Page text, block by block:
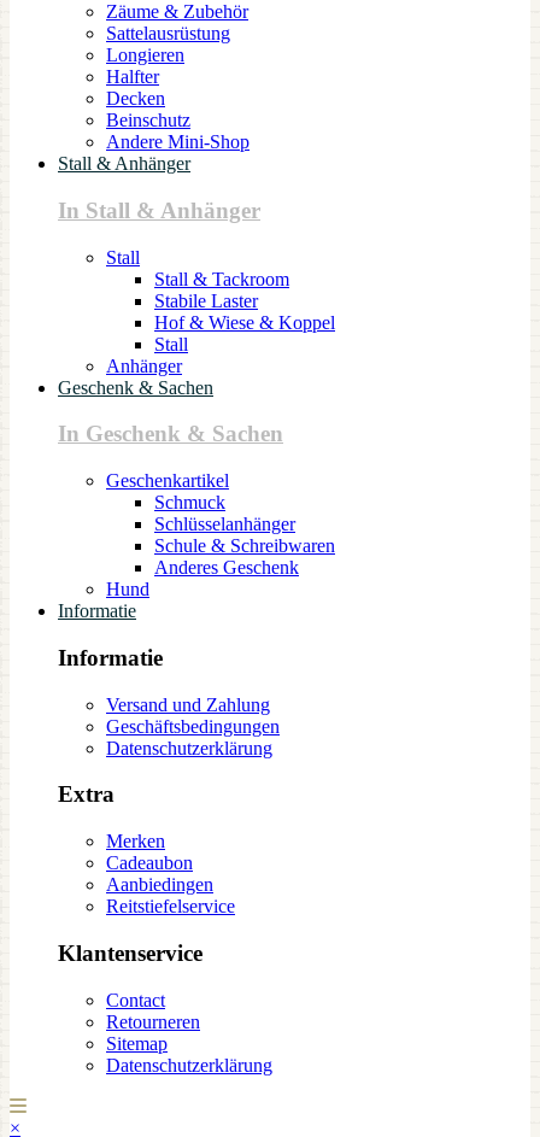
Zäume & Zubehör
Sattelausrüstung
Longieren
Halfter
Decken
Beinschutz
Andere Mini-Shop
Stall & Anhänger
In Stall & Anhänger
Stall
Stall & Tackroom
Stabile Laster
Hof & Wiese & Koppel
Stall
Anhänger
Geschenk & Sachen
In Geschenk & Sachen
Geschenkartikel
Schmuck
Schlüsselanhänger
Schule & Schreibwaren
Anderes Geschenk
Hund
Informatie
Informatie
Versand und Zahlung
Geschäftsbedingungen
Datenschutzerklärung
Extra
Merken
Cadeaubon
Aanbiedingen
Reitstiefelservice
Klantenservice
Contact
Retourneren
Sitemap
Datenschutzerklärung
×